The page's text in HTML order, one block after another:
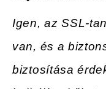
Igen, az SSL-
van, és a
biztosítása